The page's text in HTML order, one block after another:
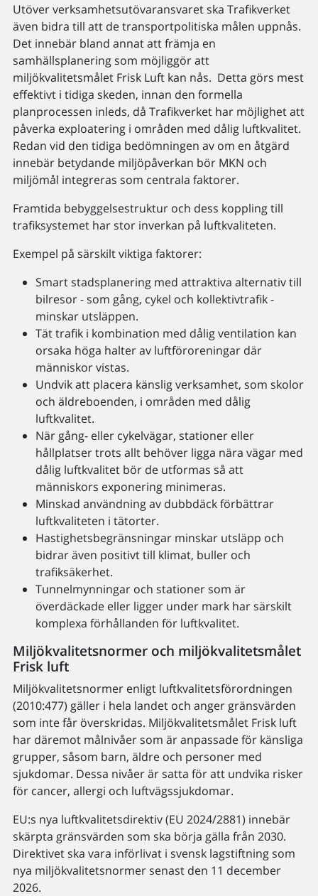
Utöver verksamhetsutövaransvaret ska Trafikverket
även bidra till att de transportpolitiska målen uppnås.
Det innebär bland annat att främja en
samhällsplanering som möjliggör att
miljökvalitetsmålet Frisk Luft kan nås. Detta görs mest
effektivt i tidiga skeden, innan den formella
planprocessen inleds, då Trafikverket har möjlighet att
påverka exploatering i områden med dålig luftkvalitet.
Redan vid den tidiga bedömningen av om en åtgärd
innebär betydande miljöpåverkan bör MKN och
miljömål integreras som centrala faktorer.
Framtida bebyggelsestruktur och dess koppling till
trafiksystemet har stor inverkan på luftkvaliteten.
Exempel på särskilt viktiga faktorer:
Smart stadsplanering med attraktiva alternativ till
bilresor - som gång, cykel och kollektivtrafik -
minskar utsläppen.
Tät trafik i kombination med dålig ventilation kan
orsaka höga halter av luftföroreningar där
människor vistas.
Undvik att placera känslig verksamhet, som skolor
och äldreboenden, i områden med dålig
luftkvalitet.
När gång- eller cykelvägar, stationer eller
hållplatser trots allt behöver ligga nära vägar med
dålig luftkvalitet bör de utformas så att
människors exponering minimeras.
Minskad användning av dubbdäck förbättrar
luftkvaliteten i tätorter.
Hastighetsbegränsningar minskar utsläpp och
bidrar även positivt till klimat, buller och
trafiksäkerhet.
Tunnelmynningar och stationer som är
överdäckade eller ligger under mark har särskilt
komplexa förhållanden för luftkvalitet.
Miljökvalitetsnormer och miljökvalitetsmålet
Frisk luft
Miljökvalitetsnormer enligt luftkvalitetsförordningen
(2010:477) gäller i hela landet och anger gränsvärden
som inte får överskridas. Miljökvalitetsmålet Frisk luft
har däremot målnivåer som är anpassade för känsliga
grupper, såsom barn, äldre och personer med
sjukdomar. Dessa nivåer är satta för att undvika risker
för cancer, allergi och luftvägssjukdomar.
EU:s nya luftkvalitetsdirektiv (EU 2024/2881) innebär
skärpta gränsvärden som ska börja gälla från 2030.
Direktivet ska vara införlivat i svensk lagstiftning som
nya miljökvalitetsnormer senast den 11 december
2026.